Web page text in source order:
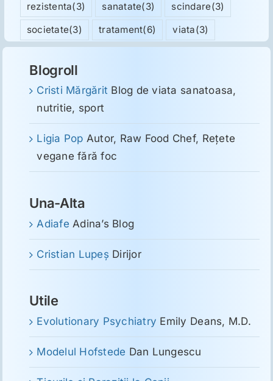
rezistenta(3) sanatate(3) scindare(3)
societate(3) tratament(6) viata(3)
Blogroll
Cristi Mărgărit Blog de viata sanatoasa,
nutritie, sport
Ligia Pop Autor, Raw Food Chef, Reţete
vegane fără foc
Una-Alta
Adiafe Adina’s Blog
Cristian Lupeş Dirijor
Utile
Evolutionary Psychiatry Emily Deans, M.D.
Modelul Hofstede Dan Lungescu